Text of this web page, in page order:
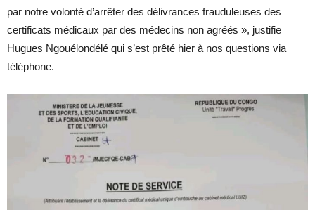
par notre volonté d’arrêter des délivrances frauduleuses des
certificats médicaux par des médecins non agréés », justifie
Hugues Ngouélondélé qui s’est prêté hier à nos questions via
téléphone.